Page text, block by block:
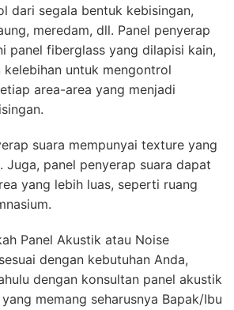
dari segala bentuk kebisingan,
meredam, dll. Panel penyerap
panel fiberglass yang dilapisi kain,
kelebihan untuk mengontrol
area-area yang menjadi
suara mempunyai texture yang
Juga, panel penyerap suara dapat
yang lebih luas, seperti ruang
Panel Akustik atau Noise
dengan kebutuhan Anda,
dengan konsultan panel akustik
memang seharusnya Bapak/Ibu